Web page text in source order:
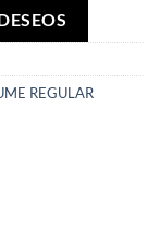
REGULAR